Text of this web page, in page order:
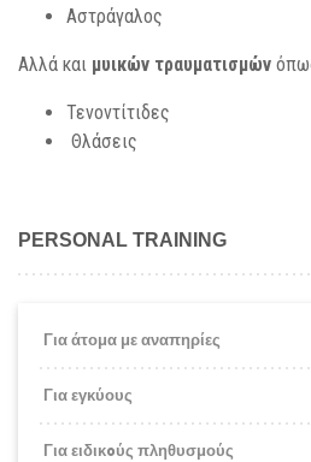
Αστράγαλος
Αλλά και μυικών τραυματισμών
Τενοντίτιδες
Θλάσεις
PERSONAL TRAINING
Για άτομα με αναπηρίες
Για εγκύους
Για ειδικoύς πληθυσμούς